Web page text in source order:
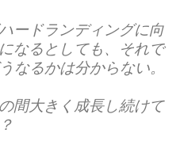
ードランディングに向
なるとしても、それで
なるかは分からない。
間大きく成長し続けて